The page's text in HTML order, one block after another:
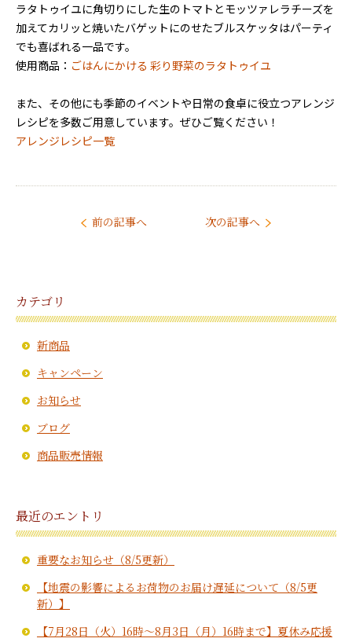
ラタトゥイユに角切りにした生のトマトとモッツァレラチーズを
加えてカリッと焼いたバゲットにのせたブルスケッタはパーティ
でも喜ばれる一品です。
使用商品： ごはんにかける 彩り野菜のラタトゥイユ
また、その他にも季節のイベントや日常の食卓に役立つアレンジ
レシピを多数ご用意しています。ぜひご覧ください！
アレンジレシピ一覧
前の記事へ 次の記事へ
カテゴリ
新商品
キャンペーン
お知らせ
ブログ
商品販売情報
最近のエントリ
重要なお知らせ（8/5更新）
【地震の影響によるお荷物のお届け遅延について（8/5更
新）】
【7月28日（火）16時～8月3日（月）16時まで】夏休み応援